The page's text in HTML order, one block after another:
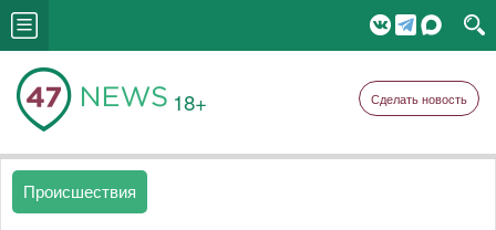
18+ Сделать новость
Происшествия